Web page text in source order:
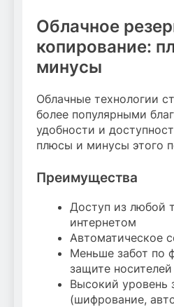
Облачное
копирование:
минусы
Облачные технологии
более популярными
удобности и
плюсы и минусы этого
Преимущества
Доступ из любой
интернетом
Автоматическое
Меньше забот по
защите носителей
Высокий уровень
(шифрование,